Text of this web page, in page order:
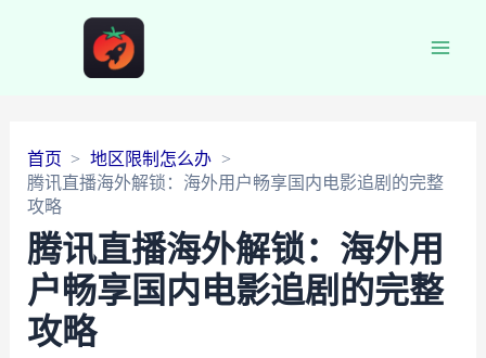
首页
地区限制怎么办
腾讯直播海外解锁：海外用户畅享国内电影追剧的完整
攻略
腾讯直播海外解锁：海外用
户畅享国内电影追剧的完整
攻略